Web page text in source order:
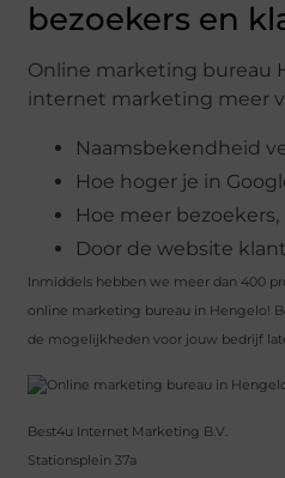
bezoekers en
Online marketing bureau
internet marketing meer
Naamsbekendheid
Hoe hoger je in
Hoe meer
Door de website
Inmiddels hebben we meer dan 400
online marketing bureau in Hengelo!
de mogelijkheden voor jouw bedrijf
Best4u Internet Marketing B.V.
Stationsplein 37a